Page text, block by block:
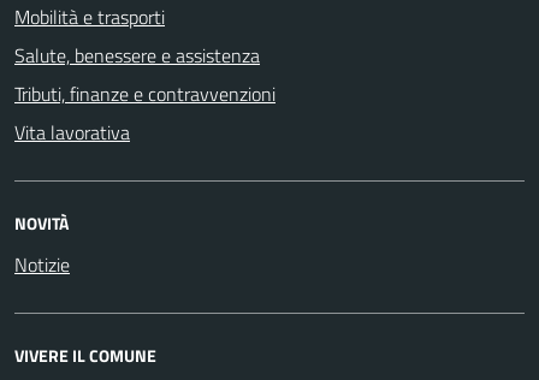
Mobilità e trasporti
Salute, benessere e assistenza
Tributi, finanze e contravvenzioni
Vita lavorativa
NOVITÀ
Notizie
VIVERE IL COMUNE